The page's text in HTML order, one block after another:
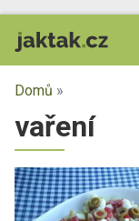
Domů »
vaření